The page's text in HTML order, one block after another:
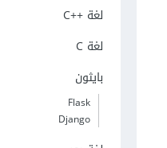
لغة C++‎
لغة C
بايثون
Flask
Django